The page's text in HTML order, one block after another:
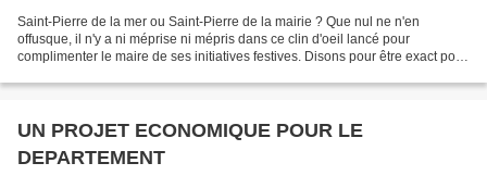
Saint-Pierre de la mer ou Saint-Pierre de la mairie ? Que nul ne n'en
offusque, il n'y a ni méprise ni mépris dans ce clin d'oeil lancé pour
complimenter le maire de ses initiatives festives. Disons pour être exact pour
UN PROJET ECONOMIQUE POUR LE
DEPARTEMENT